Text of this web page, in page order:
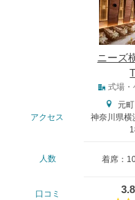
ニーズ
式場・
アクセス
元
神奈川県横
人数 着席：
口コミ 3.8